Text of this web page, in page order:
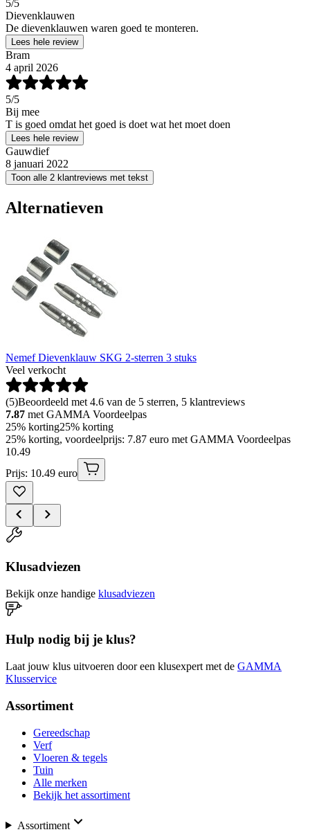
5/5
Dievenklauwen
De dievenklauwen waren goed te monteren.
Lees hele review
Bram
4 april 2026
5/5
Bij mee
T is goed omdat het goed is doet wat het moet doen
Lees hele review
Gauwdief
8 januari 2022
Toon alle 2 klantreviews met tekst
Alternatieven
Nemef Dievenklauw SKG 2-sterren 3 stuks
Veel verkocht
(5)Beoordeeld met 4.6 van de 5 sterren, 5 klantreviews
7.87 met GAMMA Voordeelpas
25% korting25% korting
25% korting, voordeelprijs: 7.87 euro met GAMMA Voordeelpas
10.49
Prijs: 10.49 euro
Klusadviezen
Bekijk onze handige klusadviezen
Hulp nodig bij je klus?
Laat jouw klus uitvoeren door een klusexpert met de GAMMA
Klusservice
Assortiment
Gereedschap
Verf
Vloeren & tegels
Tuin
Alle merken
Bekijk het assortiment
Assortiment